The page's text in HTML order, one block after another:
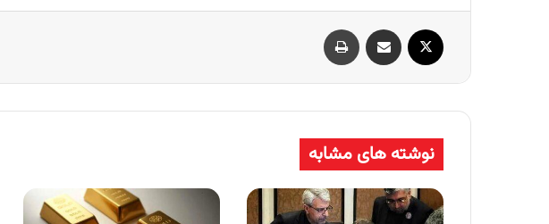
اشتراک گذاری از طریق ایمیل
نوشته های مشابه